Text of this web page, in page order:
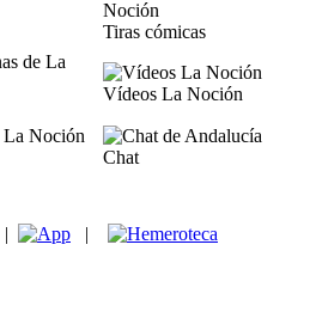
Tiras cómicas
Vídeos La Noción
Chat
| |